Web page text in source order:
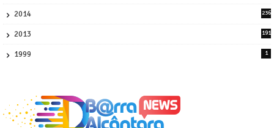
2014
236
2013
191
1999 1